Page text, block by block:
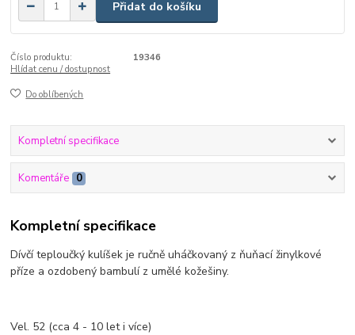
Přidat do košíku
Číslo produktu:
19346
Hlídat cenu / dostupnost
Do oblíbených
Kompletní specifikace
Komentáře 0
Kompletní specifikace
Dívčí teploučký kulíšek je ručně uháčkovaný z ňuňací žinylkové
příze a ozdobený bambulí z umělé kožešiny.
Vel. 52 (cca 4 - 10 let i více)